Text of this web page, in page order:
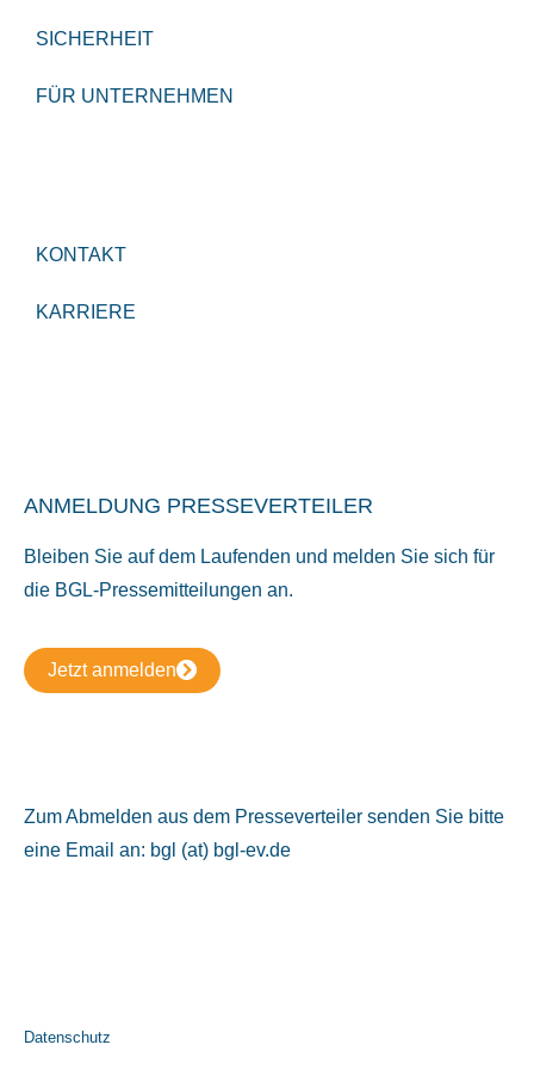
SICHERHEIT
FÜR UNTERNEHMEN
KONTAKT
KARRIERE
ANMELDUNG PRESSEVERTEILER
Bleiben Sie auf dem Laufenden und melden Sie sich für
die BGL-Pressemitteilungen an.
Jetzt anmelden
Zum Abmelden aus dem Presseverteiler senden Sie bitte
eine Email an: bgl (at) bgl-ev.de
Datenschutz